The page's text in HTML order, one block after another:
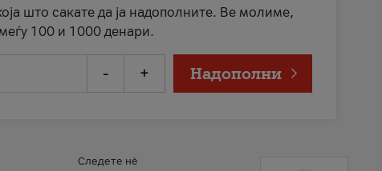
што сакате да ја надополните. Ве молиме,
100 и 1000 денари.
- + Надополни
Следете нè